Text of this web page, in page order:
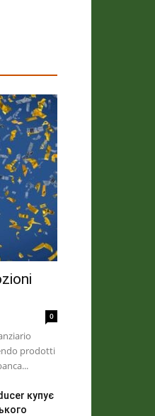
0
prodotti
купує